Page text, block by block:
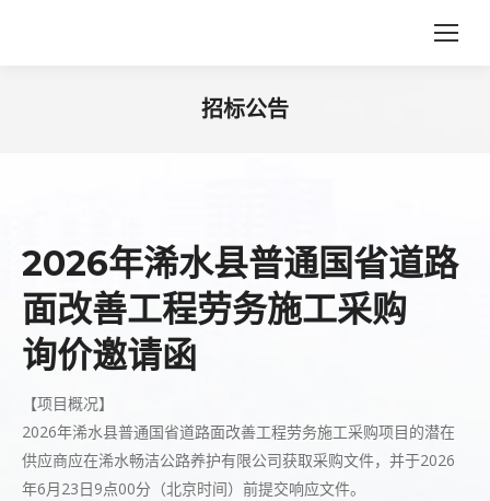
招标公告
2026年浠水县普通国省道路
面改善工程劳务施工采购
询价邀请函
【项目概况】
2026年浠水县普通国省道路面改善工程劳务施工采购项目的潜在
供应商应在浠水畅洁公路养护有限公司获取采购文件，并于2026
年6月23日9点00分（北京时间）前提交响应文件。